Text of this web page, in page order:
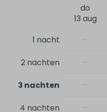
Selfservice check-in
Badkamer
Wastafel
do
13 aug
1 nacht
2 nachten
3 nachten
4 nachten